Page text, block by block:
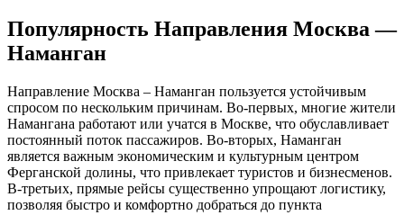
Популярность Направления Москва ―
Наманган
Направление Москва – Наманган пользуется устойчивым
спросом по нескольким причинам. Во-первых, многие жители
Намангана работают или учатся в Москве, что обуславливает
постоянный поток пассажиров. Во-вторых, Наманган
является важным экономическим и культурным центром
Ферганской долины, что привлекает туристов и бизнесменов.
В-третьих, прямые рейсы существенно упрощают логистику,
позволяя быстро и комфортно добраться до пункта